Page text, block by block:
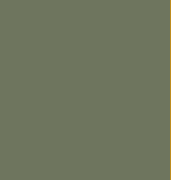
www.instagram.com/